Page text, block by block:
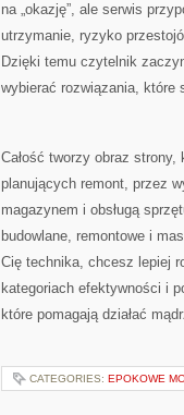
na „okazję”, ale serwis
utrzymanie, ryzyko
Dzięki temu czytelnik
wybierać rozwiązania, które
Całość tworzy obraz
planujących remont, przez
magazynem i obsługą
budowlane, remontowe i
Cię technika, chcesz lepiej
kategoriach efektywności i
które pomagają działać
CATEGORIES: EPOKOWE